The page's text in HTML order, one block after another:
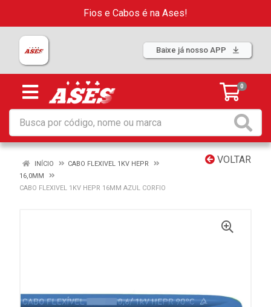
Fios e Cabos é na Ases!
Baixe já nosso APP
0
VOLTAR
INÍCIO
CABO FLEXIVEL 1KV HEPR
16,0MM
CABO FLEXIVEL 1KV HEPR 16MM AZUL CORFIO